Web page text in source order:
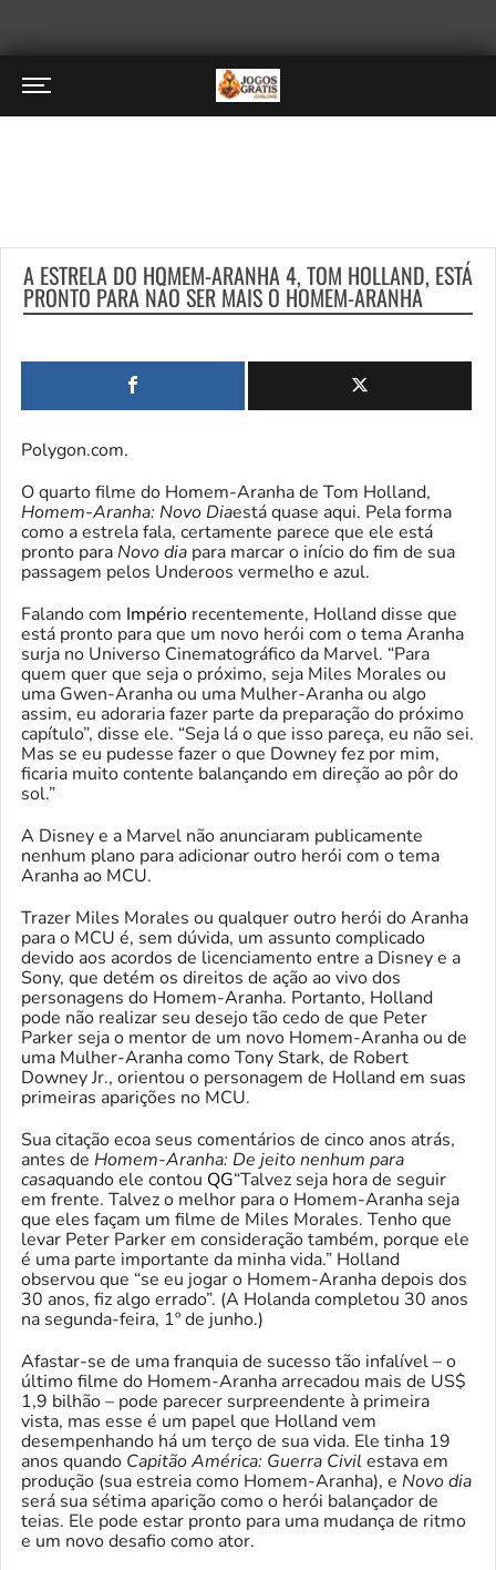
A ESTRELA DO HOMEM-ARANHA 4, TOM HOLLAND, ESTÁ
PRONTO PARA NÃO SER MAIS O HOMEM-ARANHA
Polygon.com.
O quarto filme do Homem-Aranha de Tom Holland,
Homem-Aranha: Novo Diaestá quase aqui. Pela forma
como a estrela fala, certamente parece que ele está
pronto para Novo dia para marcar o início do fim de sua
passagem pelos Underoos vermelho e azul.
Falando com Império recentemente, Holland disse que
está pronto para que um novo herói com o tema Aranha
surja no Universo Cinematográfico da Marvel. “Para
quem quer que seja o próximo, seja Miles Morales ou
uma Gwen-Aranha ou uma Mulher-Aranha ou algo
assim, eu adoraria fazer parte da preparação do próximo
capítulo”, disse ele. “Seja lá o que isso pareça, eu não sei.
Mas se eu pudesse fazer o que Downey fez por mim,
ficaria muito contente balançando em direção ao pôr do
sol.”
A Disney e a Marvel não anunciaram publicamente
nenhum plano para adicionar outro herói com o tema
Aranha ao MCU.
Trazer Miles Morales ou qualquer outro herói do Aranha
para o MCU é, sem dúvida, um assunto complicado
devido aos acordos de licenciamento entre a Disney e a
Sony, que detém os direitos de ação ao vivo dos
personagens do Homem-Aranha. Portanto, Holland
pode não realizar seu desejo tão cedo de que Peter
Parker seja o mentor de um novo Homem-Aranha ou de
uma Mulher-Aranha como Tony Stark, de Robert
Downey Jr., orientou o personagem de Holland em suas
primeiras aparições no MCU.
Sua citação ecoa seus comentários de cinco anos atrás,
antes de Homem-Aranha: De jeito nenhum para
casaquando ele contou QG“Talvez seja hora de seguir
em frente. Talvez o melhor para o Homem-Aranha seja
que eles façam um filme de Miles Morales. Tenho que
levar Peter Parker em consideração também, porque ele
é uma parte importante da minha vida.” Holland
observou que “se eu jogar o Homem-Aranha depois dos
30 anos, fiz algo errado”. (A Holanda completou 30 anos
na segunda-feira, 1º de junho.)
Afastar-se de uma franquia de sucesso tão infalível – o
último filme do Homem-Aranha arrecadou mais de US$
1,9 bilhão – pode parecer surpreendente à primeira
vista, mas esse é um papel que Holland vem
desempenhando há um terço de sua vida. Ele tinha 19
anos quando Capitão América: Guerra Civil estava em
produção (sua estreia como Homem-Aranha), e Novo dia
será sua sétima aparição como o herói balançador de
teias. Ele pode estar pronto para uma mudança de ritmo
e um novo desafio como ator.